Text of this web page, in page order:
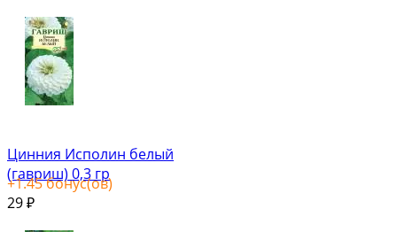
Цинния Исполин белый
(гавриш) 0,3 гр
+1.45бонус(ов)
29 ₽